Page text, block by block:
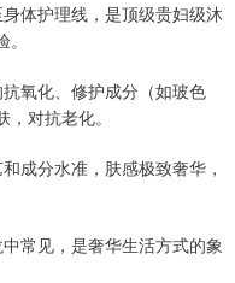
体护理线，是顶级贵妇级沐
氧化、修护成分（如玻色
对抗老化。
成分水准，肤感极致奢华，
常见，是奢华生活方式的象